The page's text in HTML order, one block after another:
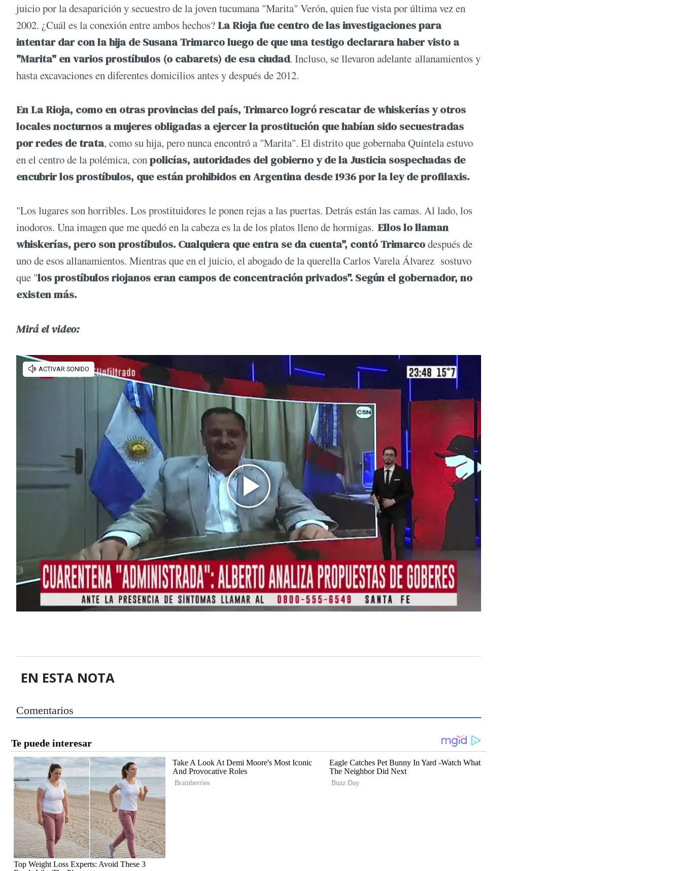
juicio por la desaparición y secuestro de la joven tucumana "Marita" Verón, quien fue vista por última vez en
2002. ¿Cuál es la conexión entre ambos hechos? La Rioja fue centro de las investigaciones para
intentar dar con la hija de Susana Trimarco luego de que una testigo declarara haber visto a
"Marita" en varios prostíbulos (o cabarets) de esa ciudad. Incluso, se llevaron adelante allanamientos y
hasta excavaciones en diferentes domicilios antes y después de 2012.
En La Rioja, como en otras provincias del país, Trimarco logró rescatar de whiskerías y otros
locales nocturnos a mujeres obligadas a ejercer la prostitución que habían sido secuestradas
por redes de trata, como su hija, pero nunca encontró a "Marita". El distrito que gobernaba Quintela estuvo
en el centro de la polémica, conpolicías, autoridades del gobierno y de la Justicia sospechadas de
encubrir los prostíbulos, que están prohibidos en Argentina desde 1936 por la ley de profilaxis.
"Los lugares son horribles. Los prostituidores le ponen rejas a las puertas. Detrás están las camas. Al lado, los
inodoros. Una imagen que me quedó en la cabeza es la de los platos lleno de hormigas. Ellos lo llaman
whiskerías, pero son prostíbulos. Cualquiera que entra se da cuenta", contó Trimarcodespués de
uno de esos allanamientos. Mientras que en el juicio, el abogado de la querella Carlos Varela Álvarez sostuvo
que "los prostíbulos riojanos eran campos de concentración privados". Según el gobernador, no
existen más.
Mirá el video:
EN ESTA NOTA
Comentarios